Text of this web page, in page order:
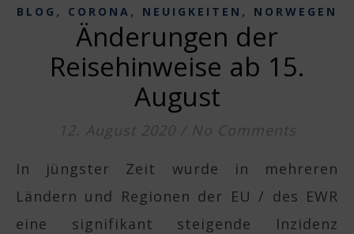
BLOG , CORONA , NEUIGKEITEN , NORWEGEN
Änderungen der
Reisehinweise ab 15.
August
12. August 2020 / No Comments
In jüngster Zeit wurde in mehreren
Ländern und Regionen der EU / des EWR
eine signifikant steigende Inzidenz